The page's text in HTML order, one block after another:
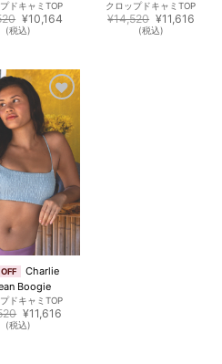
ドキャミTOP
元
の
価
¥14,520
で
し
た。
¥10,164現
は
¥10,164
で
(税込)
クロップドキャミTOP
¥14,520 元
の
価
¥11,616現
(税込)
に入
りに
追加
Charlie
Boogie
ドキャミTOP
元
の
価
¥11,616現
(税込)